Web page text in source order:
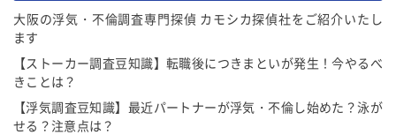
大阪の浮気・不倫調査専門探偵 カモシカ探偵社をご紹介いたし
ます
【ストーカー調査豆知識】転職後につきまといが発生！今やるべ
きことは？
【浮気調査豆知識】最近パートナーが浮気・不倫し始めた？泳が
せる？注意点は？